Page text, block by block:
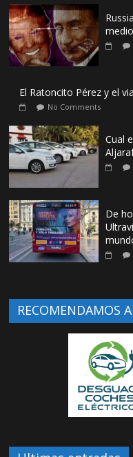
El Ratoncito Pérez y el
No Comments
Cual
De
RECOMENDAMOS